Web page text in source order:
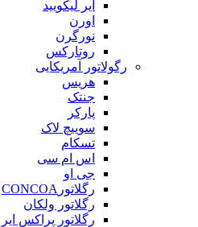
ایر لیکویید
اورن
نورگرن
روتارکس
رگولاتور آمریکایی
هریس
جنتک
پارکر
سوییچ لاک
تسکام
اس ام سی
جی او
رگلاتورCONCOA
رگلاتور ولکان
رگلاتور پراکس ایر